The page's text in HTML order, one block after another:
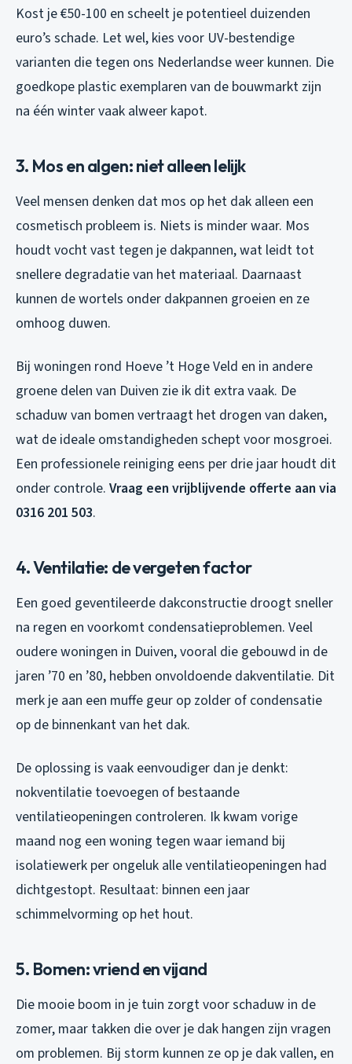
Kost je €50-100 en scheelt je potentieel duizenden
euro’s schade. Let wel, kies voor UV-bestendige
varianten die tegen ons Nederlandse weer kunnen. Die
goedkope plastic exemplaren van de bouwmarkt zijn
na één winter vaak alweer kapot.
3. Mos en algen: niet alleen lelijk
Veel mensen denken dat mos op het dak alleen een
cosmetisch probleem is. Niets is minder waar. Mos
houdt vocht vast tegen je dakpannen, wat leidt tot
snellere degradatie van het materiaal. Daarnaast
kunnen de wortels onder dakpannen groeien en ze
omhoog duwen.
Bij woningen rond Hoeve ’t Hoge Veld en in andere
groene delen van Duiven zie ik dit extra vaak. De
schaduw van bomen vertraagt het drogen van daken,
wat de ideale omstandigheden schept voor mosgroei.
Een professionele reiniging eens per drie jaar houdt dit
onder controle. Vraag een vrijblijvende offerte aan via
0316 201 503.
4. Ventilatie: de vergeten factor
Een goed geventileerde dakconstructie droogt sneller
na regen en voorkomt condensatieproblemen. Veel
oudere woningen in Duiven, vooral die gebouwd in de
jaren ’70 en ’80, hebben onvoldoende dakventilatie. Dit
merk je aan een muffe geur op zolder of condensatie
op de binnenkant van het dak.
De oplossing is vaak eenvoudiger dan je denkt:
nokventilatie toevoegen of bestaande
ventilatieopeningen controleren. Ik kwam vorige
maand nog een woning tegen waar iemand bij
isolatiewerk per ongeluk alle ventilatieopeningen had
dichtgestopt. Resultaat: binnen een jaar
schimmelvorming op het hout.
5. Bomen: vriend en vijand
Die mooie boom in je tuin zorgt voor schaduw in de
zomer, maar takken die over je dak hangen zijn vragen
om problemen. Bij storm kunnen ze op je dak vallen, en